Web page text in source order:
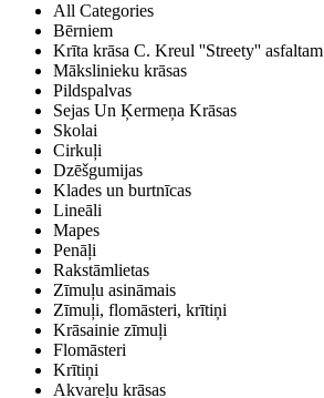
All Categories
Bērniem
Krīta krāsa C. Kreul ''Streety'' asfaltam
Mākslinieku krāsas
Pildspalvas
Sejas Un Ķermeņa Krāsas
Skolai
Cirkuļi
Dzēšgumijas
Klades un burtnīcas
Lineāli
Mapes
Penāļi
Rakstāmlietas
Zīmuļu asināmais
Zīmuļi, flomāsteri, krītiņi
Krāsainie zīmuļi
Flomāsteri
Krītiņi
Akvareļu krāsas